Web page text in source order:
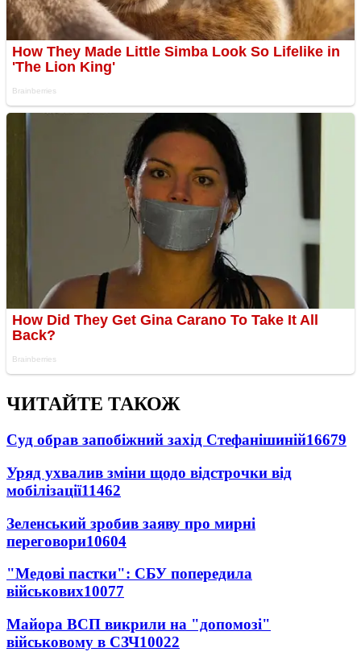
ЧИТАЙТЕ ТАКОЖ
Суд обрав запобіжний захід Стефанішиній16679
Уряд ухвалив зміни щодо відстрочки від
мобілізації11462
Зеленський зробив заяву про мирні
переговори10604
"Медові пастки": СБУ попередила
військових10077
Майора ВСП викрили на "допомозі"
військовому в СЗЧ10022